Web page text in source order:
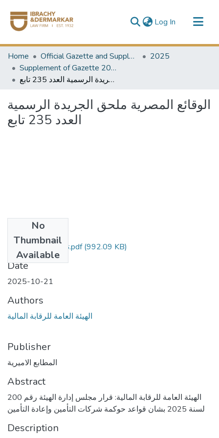
Log In (current)
Communities & Collections
All of DSpace
Home Official Gazette and Supplement
2025
Supplement of Gazette 2025
الوقائع المصرية ملحق الجريدة الرسمية العدد 235 تابع
الوقائع المصرية ملحق الجريدة الرسمية
العدد 235 تابع
No
Thumbnail
Available
235 تابع - مؤمن.pdf(992.09 KB)
Date
2025-10-21
Authors
الهيئة العامة للرقابة المالية
Publisher
المطابع الاميرية
Abstract
الهيئة العامة للرقابة المالية: قرار مجلس إدارة الهيئة رقم 200
لسنة 2025 بشان قواعد حوكمة شركات التأمين وإعادة التأمين
Description